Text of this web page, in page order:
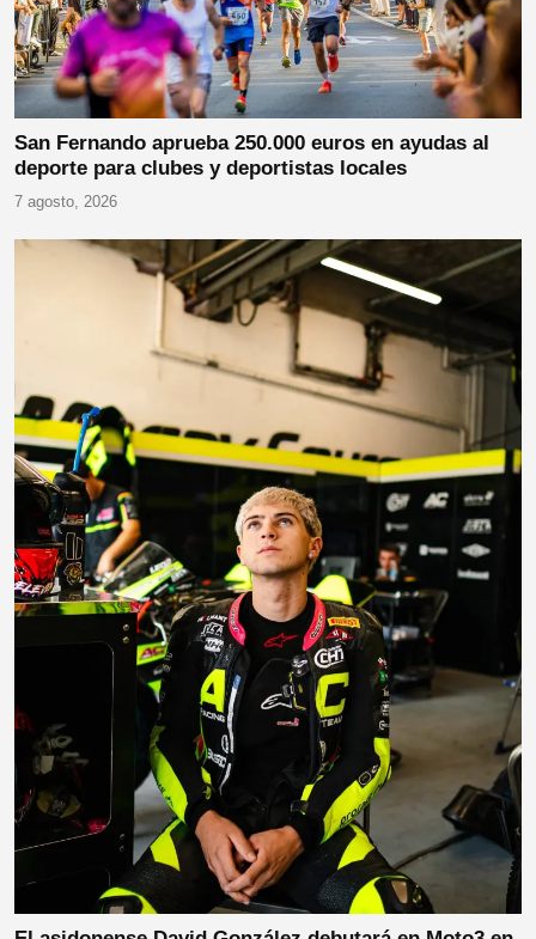
San Fernando aprueba 250.000 euros en ayudas al
deporte para clubes y deportistas locales
7 agosto, 2026